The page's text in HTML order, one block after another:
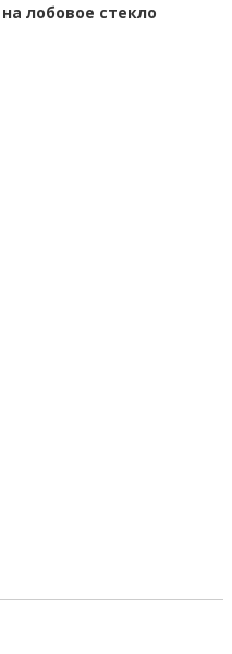
лобовое стекло